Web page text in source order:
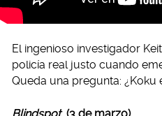
El ingenioso investigador
policía real justo cuando
Queda una pregunta: ¿Koku